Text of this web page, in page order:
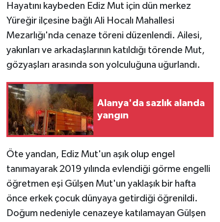
Hayatını kaybeden Ediz Mut için dün merkez
Yüreğir ilçesine bağlı Ali Hocalı Mahallesi
Mezarlığı'nda cenaze töreni düzenlendi. Ailesi,
yakınları ve arkadaşlarının katıldığı törende Mut,
gözyaşları arasında son yolculuğuna uğurlandı.
Alanya'da sazlık alanda
yangın
Öte yandan, Ediz Mut'un aşık olup engel
tanımayarak 2019 yılında evlendiği görme engelli
öğretmen eşi Gülşen Mut'un yaklaşık bir hafta
önce erkek çocuk dünyaya getirdiği öğrenildi.
Doğum nedeniyle cenazeye katılamayan Gülşen